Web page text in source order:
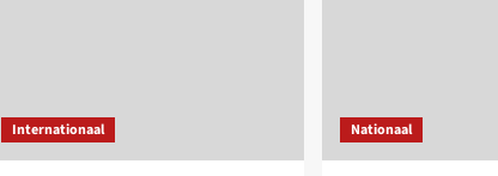
moet
Internationaal Nationaal